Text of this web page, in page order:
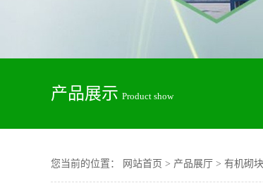
产品展示 Product show
您当前的位置： 网站首页 > 产品展厅 > 有机砌块